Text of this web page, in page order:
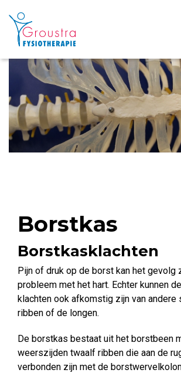
Borstkas
Borstkasklachten
Pijn of druk op de borst kan het gevolg
probleem met het hart. Echter kunnen
klachten ook afkomstig zijn van andere
ribben of de longen.
De borstkas bestaat uit het borstbeen
weerszijden twaalf ribben die aan de
verbonden zijn met de